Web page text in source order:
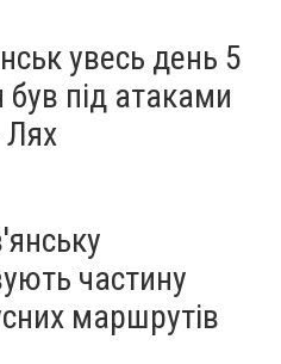
увесь день 5
був під атаками
частину
маршрутів